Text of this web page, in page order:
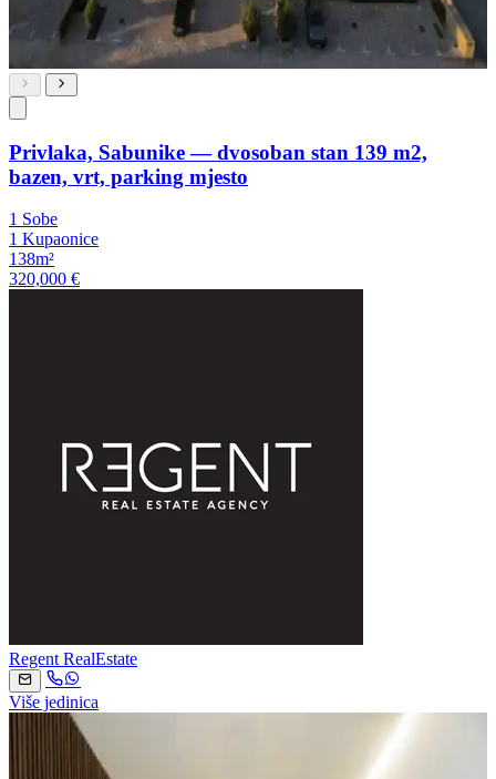
Privlaka, Sabunike — dvosoban stan 139 m2,
bazen, vrt, parking mjesto
1 Sobe
1 Kupaonice
138m²
320,000 €
Regent RealEstate
Više jedinica